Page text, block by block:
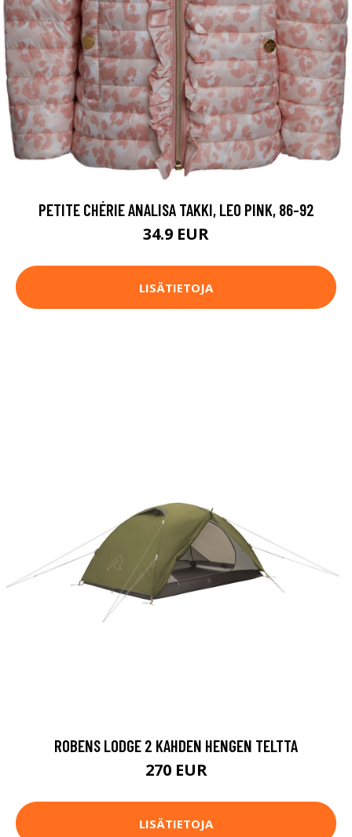
PETITE CHÉRIE ANALISA TAKKI, LEO PINK, 86-92
34.9 EUR
LISÄTIETOJA
ROBENS LODGE 2 KAHDEN HENGEN TELTTA
270 EUR
LISÄTIETOJA